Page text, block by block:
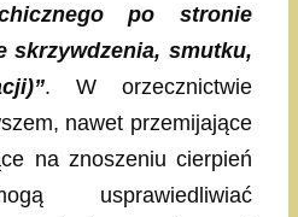
po stronie
skrzywdzenia, smutku,
. W orzecznictwie
nawet przemijające
na znoszeniu cierpień
usprawiedliwiać